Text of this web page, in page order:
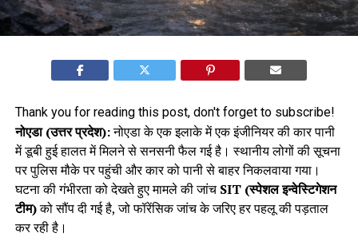
Thank you for reading this post, don't forget to subscribe!
नोएडा (उत्तर प्रदेश):नोएडा के एक इलाके में एक इंजीनियर की कार पानी
में डूबी हुई हालत में मिलने से सनसनी फैल गई है। स्थानीय लोगों की सूचना
पर पुलिस मौके पर पहुंची और कार को पानी से बाहर निकलवाया गया।
घटना की गंभीरता को देखते हुए मामले की जांच SIT (स्पेशल इन्वेस्टिगेशन
टीम)को सौंप दी गई है, जो फॉरेंसिक जांच के जरिए हर पहलू की पड़ताल
कर रही है।